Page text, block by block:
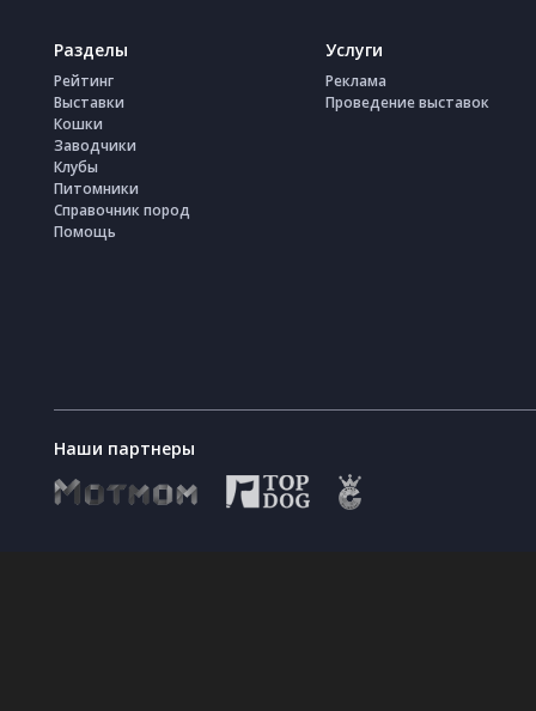
Разделы
Рейтинг
Выставки
Кошки
Заводчики
Клубы
Питомники
Справочник пород
Помощь
Услуги
Реклама
Проведение выставок
Наши партнеры